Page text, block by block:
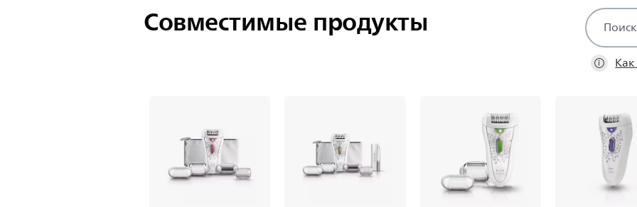
Совместимые продукты
значок
поиска